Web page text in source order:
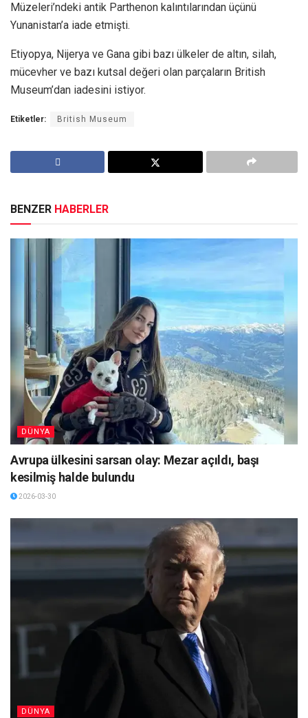
Müzeleri’ndeki antik Parthenon kalıntılarından üçünü
Yunanistan’a iade etmişti.
Etiyopya, Nijerya ve Gana gibi bazı ülkeler de altın, silah,
mücevher ve bazı kutsal değeri olan parçaların British
Museum’dan iadesini istiyor.
Etiketler: British Museum
BENZER HABERLER
DÜNYA
Avrupa ülkesini sarsan olay: Mezar açıldı, başı
kesilmiş halde bulundu
2026-03-30
DÜNYA